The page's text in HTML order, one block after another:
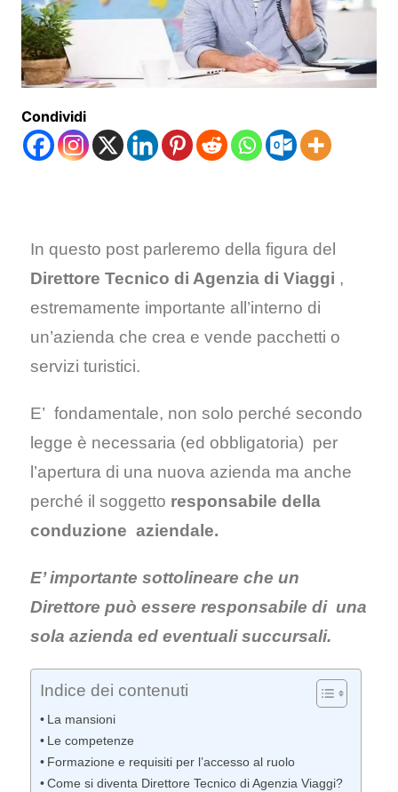
Condividi
In questo post parleremo della figura del
Direttore Tecnico di Agenzia di Viaggi ,
estremamente importante all’interno di
un’azienda che crea e vende pacchetti o
servizi turistici.
E’ fondamentale, non solo perché secondo
legge è necessaria (ed obbligatoria) per
l’apertura di una nuova azienda ma anche
perché il soggetto responsabile della
conduzione aziendale.
E’ importante sottolineare che un
Direttore può essere responsabile di una
sola azienda ed eventuali succursali.
Indice dei contenuti
La mansioni
Le competenze
Formazione e requisiti per l’accesso al ruolo
Come si diventa Direttore Tecnico di Agenzia Viaggi?